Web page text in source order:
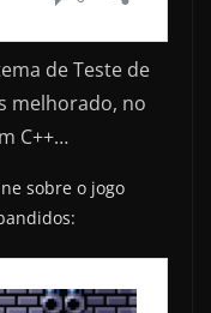
de Teste de
melhorado, no
C++…
sobre o jogo